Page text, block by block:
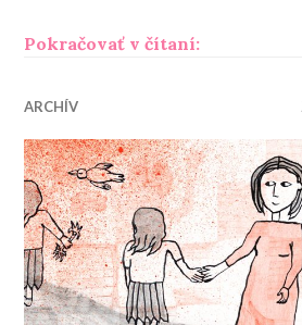
Pokračovať v čítaní:„Našla sa
ARCHÍV